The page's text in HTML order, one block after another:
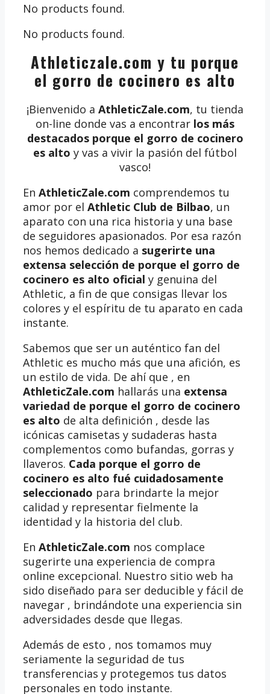
No products found.
No products found.
Athleticzale.com y tu porque
el gorro de cocinero es alto
¡Bienvenido a AthleticZale.com, tu tienda
on-line donde vas a encontrar los más
destacados porque el gorro de cocinero
es alto y vas a vivir la pasión del fútbol
vasco!
En AthleticZale.com comprendemos tu
amor por el Athletic Club de Bilbao, un
aparato con una rica historia y una base
de seguidores apasionados. Por esa razón
nos hemos dedicado a sugerirte una
extensa selección de porque el gorro de
cocinero es alto oficial y genuina del
Athletic, a fin de que consigas llevar los
colores y el espíritu de tu aparato en cada
instante.
Sabemos que ser un auténtico fan del
Athletic es mucho más que una afición, es
un estilo de vida. De ahí que , en
AthleticZale.com hallarás una extensa
variedad de porque el gorro de cocinero
es alto de alta definición , desde las
icónicas camisetas y sudaderas hasta
complementos como bufandas, gorras y
llaveros. Cada porque el gorro de
cocinero es alto fué cuidadosamente
seleccionado para brindarte la mejor
calidad y representar fielmente la
identidad y la historia del club.
En AthleticZale.com nos complace
sugerirte una experiencia de compra
online excepcional. Nuestro sitio web ha
sido diseñado para ser deducible y fácil de
navegar , brindándote una experiencia sin
adversidades desde que llegas.
Además de esto , nos tomamos muy
seriamente la seguridad de tus
transferencias y protegemos tus datos
personales en todo instante.